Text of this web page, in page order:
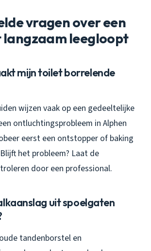
vragen over een
leegloopt
mijn toilet borrelende
wijzen vaak op een gedeeltelijke
ontluchtingsprobleem in Alphen
eerst een ontstopper of baking
het probleem? Laat de
door een professional.
uit spoelgaten
tandenborstel en